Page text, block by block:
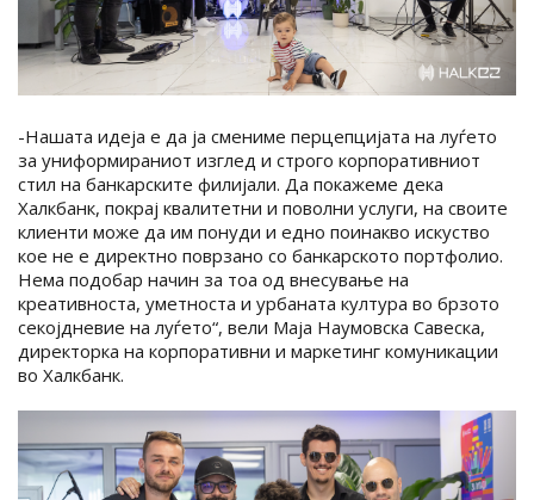
-Нашата идеја е да ја смениме перцепцијата на луѓето
за униформираниот изглед и строго корпоративниот
стил на банкарските филијали. Да покажеме дека
Халкбанк, покрај квалитетни и поволни услуги, на своите
клиенти може да им понуди и едно поинакво искуство
кое не е директно поврзано со банкарското портфолио.
Нема подобар начин за тоа од внесување на
креативноста, уметноста и урбаната култура во брзото
секојдневие на луѓето“, вели Маја Наумовска Савеска,
директорка на корпоративни и маркетинг комуникации
во Халкбанк.